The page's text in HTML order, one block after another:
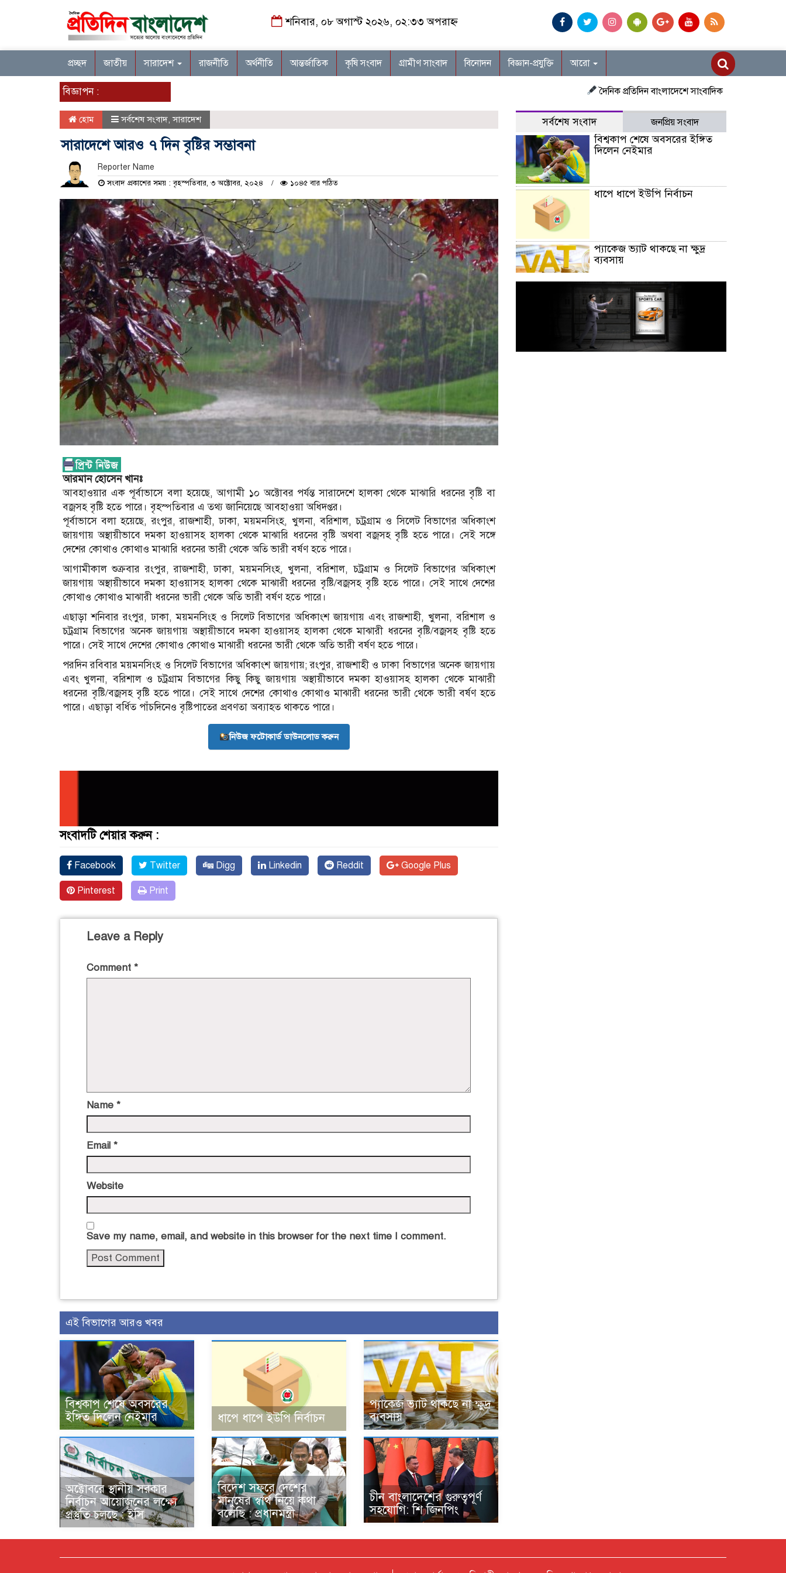
শনিবার, ০৮ অগাস্ট ২০২৬, ০২:৩৩ অপরাহ্ন
প্রচ্ছদ জাতীয় সারাদেশ রাজনীতি অর্থনীতি আন্তর্জাতিক কৃষি সংবাদ গ্রামীণ সাংবাদ বিনোদন বিজ্ঞান-প্রযুক্তি আরো
বিজ্ঞাপন : দৈনিক প্রতিদিন বাংলাদেশে সাংবাদিক নিয়োগ চলছে দেশজুড়ে
হোম সর্বশেষ সংবাদ,সারাদেশ
সারাদেশে আরও ৭ দিন বৃষ্টির সম্ভাবনা
Reporter Name
সংবাদ প্রকাশের সময় : বৃহস্পতিবার, ৩ অক্টোবর, ২০২৪ ১০৪৫ বার পঠিত
আরমান হোসেন খানঃ
আবহাওয়ার এক পূর্বাভাসে বলা হয়েছে, আগামী ১০ অক্টোবর পর্যন্ত সারাদেশে হালকা থেকে মাঝারি ধরনের বৃষ্টি বা
বজ্রসহ বৃষ্টি হতে পারে। বৃহস্পতিবার এ তথ্য জানিয়েছে আবহাওয়া অধিদপ্তর।
পূর্বাভাসে বলা হয়েছে, রংপুর, রাজশাহী, ঢাকা, ময়মনসিংহ, খুলনা, বরিশাল, চট্রগ্রাম ও সিলেট বিভাগের অধিকাংশ
জায়গায় অস্থায়ীভাবে দমকা হাওয়াসহ হালকা থেকে মাঝারি ধরনের বৃষ্টি অথবা বজ্রসহ বৃষ্টি হতে পারে। সেই সঙ্গে
দেশের কোথাও কোথাও মাঝারি ধরনের ভারী থেকে অতি ভারী বর্ষণ হতে পারে।
আগামীকাল শুক্রবার রংপুর, রাজশাহী, ঢাকা, ময়মনসিংহ, খুলনা, বরিশাল, চট্রগ্রাম ও সিলেট বিভাগের অধিকাংশ
জায়গায় অস্থায়ীভাবে দমকা হাওয়াসহ হালকা থেকে মাঝারী ধরনের বৃষ্টি/বজ্রসহ বৃষ্টি হতে পারে। সেই সাথে দেশের
কোথাও কোথাও মাঝারী ধরনের ভারী থেকে অতি ভারী বর্ষণ হতে পারে।
এছাড়া শনিবার রংপুর, ঢাকা, ময়মনসিংহ ও সিলেট বিভাগের অধিকাংশ জায়গায় এবং রাজশাহী, খুলনা, বরিশাল ও
চট্রগ্রাম বিভাগের অনেক জায়গায় অস্থায়ীভাবে দমকা হাওয়াসহ হালকা থেকে মাঝারী ধরনের বৃষ্টি/বজ্রসহ বৃষ্টি হতে
পারে। সেই সাথে দেশের কোথাও কোথাও মাঝারী ধরনের ভারী থেকে অতি ভারী বর্ষণ হতে পারে।
পরদিন রবিবার ময়মনসিংহ ও সিলেট বিভাগের অধিকাংশ জায়গায়; রংপুর, রাজশাহী ও ঢাকা বিভাগের অনেক জায়গায়
এবং খুলনা, বরিশাল ও চট্রগ্রাম বিভাগের কিছু কিছু জায়গায় অস্থায়ীভাবে দমকা হাওয়াসহ হালকা থেকে মাঝারী
ধরনের বৃষ্টি/বজ্রসহ বৃষ্টি হতে পারে। সেই সাথে দেশের কোথাও কোথাও মাঝারী ধরনের ভারী থেকে ভারী বর্ষণ হতে
পারে। এছাড়া বর্ধিত পাঁচদিনেও বৃষ্টিপাতের প্রবণতা অব্যাহত থাকতে পারে।
নিউজ ফটোকার্ড ডাউনলোড করুন
সংবাদটি শেয়ার করুন :
Facebook Twitter Digg Linkedin Reddit Google Plus
Pinterest Print
Leave a Reply
Comment *
Name *
Email *
Website
Save my name, email, and website in this browser for the next time I comment.
এই বিভাগের আরও খবর
বিশ্বকাপ শেষে অবসরের
ইঙ্গিত দিলেন নেইমার
ধাপে ধাপে ইউপি নির্বাচন
প্যাকেজ ভ্যাট থাকছে না ক্ষুদ্র
ব্যবসায়
অক্টোবরে স্থানীয় সরকার
নির্বাচন আয়োজনের লক্ষ্যে
প্রস্তুতি চলছে : ইসি
বিদেশ সফরে দেশের
মানুষের স্বার্থ নিয়ে কথা
বলেছি : প্রধানমন্ত্রী
চীন বাংলাদেশের গুরুত্বপূর্ণ
সহযোগি: শি জিনপিং
সর্বশেষ সংবাদ জনপ্রিয় সংবাদ
বিশ্বকাপ শেষে অবসরের ইঙ্গিত
দিলেন নেইমার
ধাপে ধাপে ইউপি নির্বাচন
প্যাকেজ ভ্যাট থাকছে না ক্ষুদ্র
ব্যবসায়
অক্টোবরে স্থানীয় সরকার নির্বাচন
আয়োজনের লক্ষ্যে প্রস্তুতি চলছে :
ইসি